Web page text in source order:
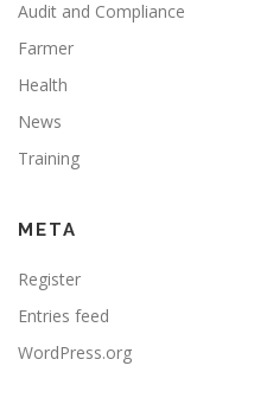
Audit and Compliance
Farmer
Health
News
Training
META
Register
Entries feed
WordPress.org